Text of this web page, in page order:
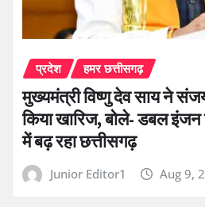
प्रदेश हमर छत्तीसगढ़
मुख्यमंत्री विष्णु देव साय ने
किया खारिज, बोले- डबल
में बढ़ रहा छत्तीसगढ़
Junior Editor1 Aug 9,